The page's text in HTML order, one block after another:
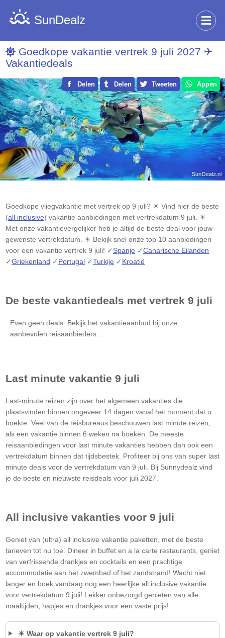
SunDealz
Goedkope vakantie vertrek 9 juli 2027 ✈
Vakantiedeals
Delen Delen Tweeten Appen
Goedkope vliegvakantie met vertrek op 9 juli? ☀ Vind hier de beste
(all inclusive) vakantie aanbiedingen met vertrekdatum 9 juli. ☀
Met onze vakantievergelijker heb je altijd de beste deal voor jouw
gewenste vertrekdatum. ☀ Bekijk snel onze top 10 aanbiedingen
voor een vakantie vertrek 9 juli! ✓ Spanje ✓Canarische Eilanden
✓Griekenland ✓ Portugal ✓Turkije ✓ Kroatië
De beste vakantiedeals met vertrek 9 juli
Even geen deals. Bekijk het vakantieaanbod bij onze
aanbevolen reisaanbieders...
Last minute vakantie 9 juli
Last-minute reizen zijn over het algemeen vakanties die
plaatsvinden binnen ongeveer 14 dagen vanaf het moment dat u
boekte. Veel van de reisbureaus beschouwen last minute reizen,
als een vakantie binnen 6 weken na boeken. De meeste
reisaanbiedingen voor last minute vakanties hebben dan ook een
vertrekdatum binnen dat tijdsbestek. Profiteer bij ons van super last
minute deals voor de vertrekdatum van 9 juli. Bij Sunnydealz vind
je de beste en nieuwste reisdeals voor juli 2027.
All inclusive vakanties voor 9 juli
Geniet van (ultra) all inclusive vakantie paketten, met de beste
tarieven tot nu toe. Dineer in buffet en a la carte restaurants, geniet
van verfrissende drankjes en cocktails en een prachtige
accommodatie aan het zwembad of het zandstrand! Wacht niet
langer en boek vandaag nog een heerlijke all inclusive vakantie
voor vertrekdatum 9 juli! Lekker onbezorgd genieten van alle
maaltijden, hapjes en drankjes voor een vaste prijs!
☀ Waar op vakantie vertrek 9 juli?